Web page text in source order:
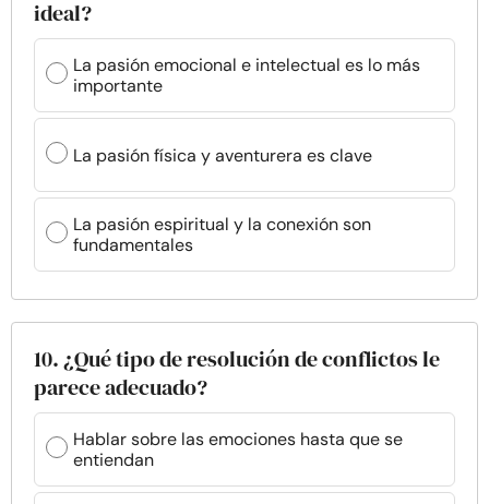
ideal?
La pasión emocional e intelectual es lo más
importante
La pasión física y aventurera es clave
La pasión espiritual y la conexión son
fundamentales
10. ¿Qué tipo de resolución de conflictos le
parece adecuado?
Hablar sobre las emociones hasta que se
entiendan